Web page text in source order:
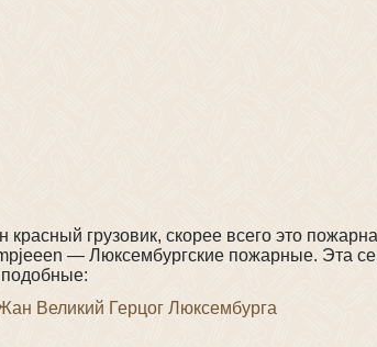
грузовик, скорее всего это
— Люксембургские пожарные. Эта